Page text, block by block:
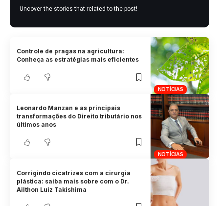
Uncover the stories that related to the post!
NOTÍCIAS
Controle de pragas na agricultura:
Conheça as estratégias mais eficientes
NOTÍCIAS
Leonardo Manzan e as principais
transformações do Direito tributário nos
últimos anos
Corrigindo cicatrizes com a cirurgia
plástica: saiba mais sobre com o Dr.
Ailthon Luiz Takishima